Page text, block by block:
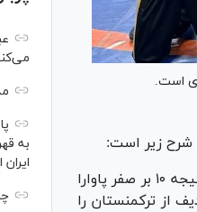
شرح زیر است:
پس از استراحت در دور نخست، در دور دوم با نتیجه ۱۰ بر صفر پاوارا
نتیجه ۱۰ بر صفر ماکسات نوربردیف از ترکمنستان را
به